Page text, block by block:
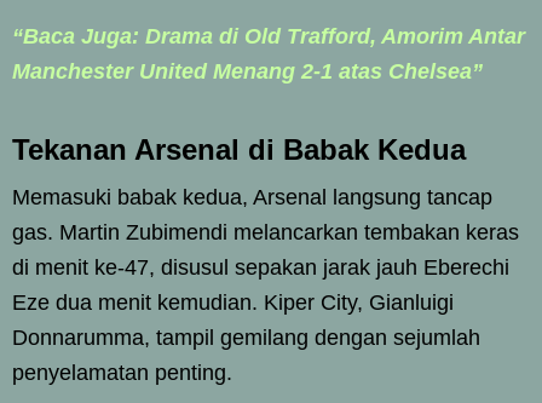
“Baca Juga: Drama di Old Trafford, Amorim Antar
Manchester United Menang 2-1 atas Chelsea”
Tekanan Arsenal di Babak Kedua
Memasuki babak kedua, Arsenal langsung tancap
gas. Martin Zubimendi melancarkan tembakan keras
di menit ke-47, disusul sepakan jarak jauh Eberechi
Eze dua menit kemudian. Kiper City, Gianluigi
Donnarumma, tampil gemilang dengan sejumlah
penyelamatan penting.